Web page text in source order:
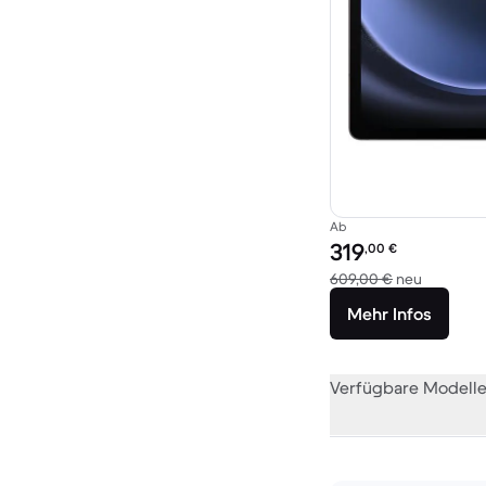
Ab
Preis des erneuerten
319,00 €
609,00 € neu
Mehr Infos
Verfügbare Modelle